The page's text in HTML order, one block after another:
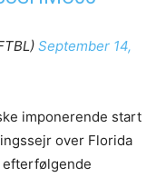
September 14,
imponerende start
over Florida
efterfølgende